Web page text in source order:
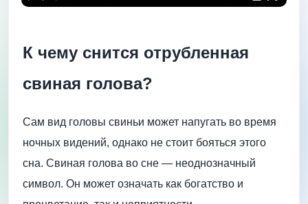
К чему снится отрубленная
свиная голова?
Сам вид головы свиньи может напугать во время
ночных видений, однако не стоит бояться этого
сна. Свиная голова во сне — неоднозначный
символ. Он может означать как богатство и